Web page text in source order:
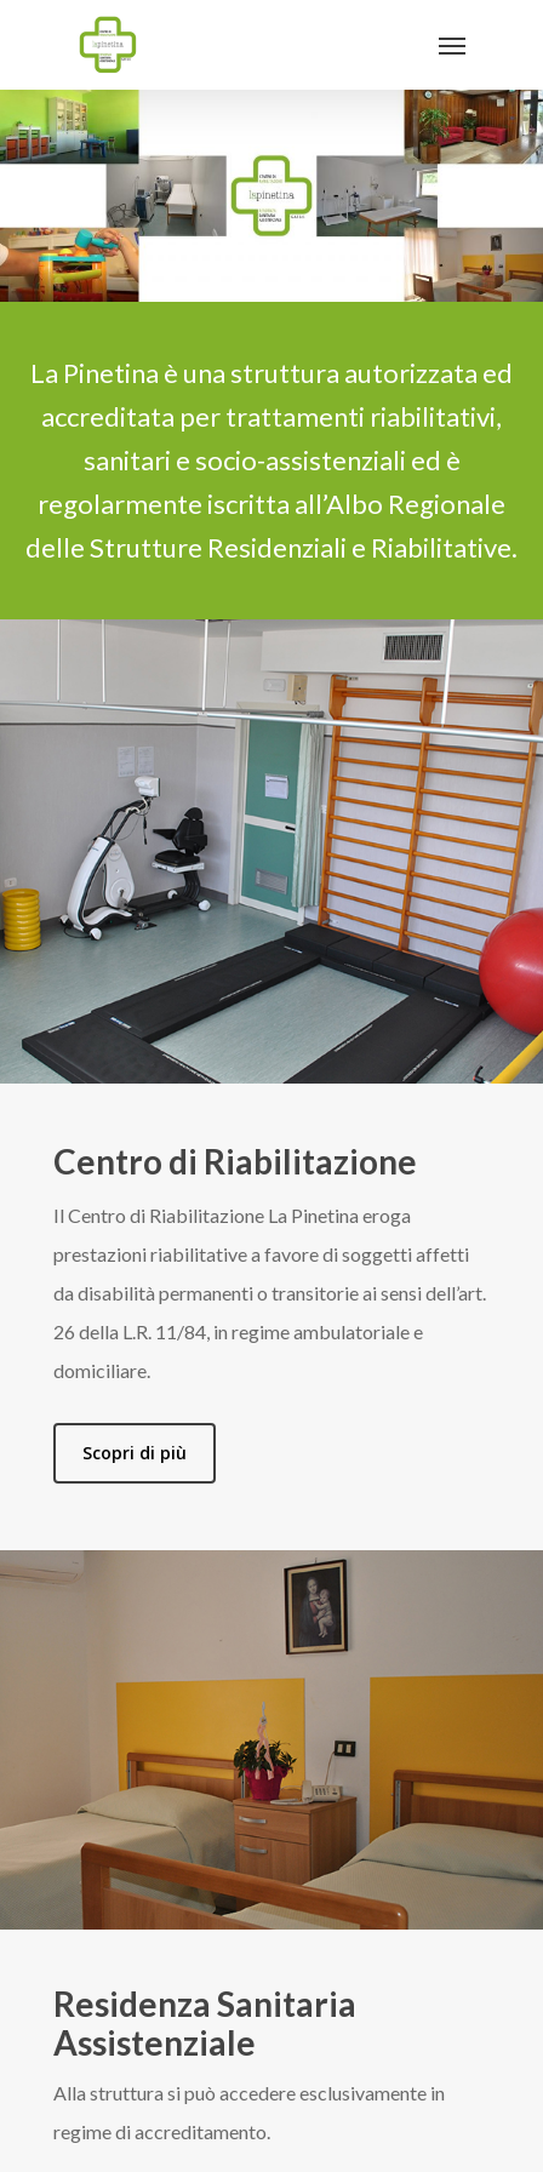
main
content
Menu
La Pinetina è una struttura autorizzata ed
accreditata per trattamenti riabilitativi,
sanitari e socio-assistenziali ed è
regolarmente iscritta all’Albo Regionale
delle Strutture Residenziali e Riabilitative.
Centro di Riabilitazione
Il Centro di Riabilitazione La Pinetina eroga
prestazioni riabilitative a favore di soggetti affetti
da disabilità permanenti o transitorie ai sensi dell’art.
26 della L.R. 11/84, in regime ambulatoriale e
domiciliare.
Scopri di più
Residenza Sanitaria
Assistenziale
Alla struttura si può accedere esclusivamente in
regime di accreditamento.